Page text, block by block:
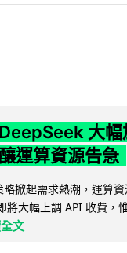
大幅
運算資源告急
掀起需求熱潮，運算
將大幅上調 API 收費，
文